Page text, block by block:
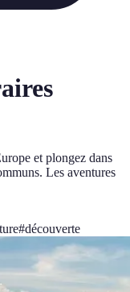
et plongez dans
Les aventures
#découverte